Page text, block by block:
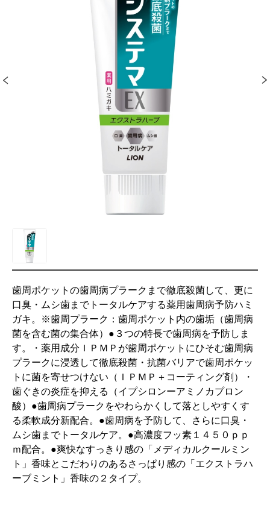
歯周ポケットの歯周病プラークまで徹底殺菌して、更に
口臭・ムシ歯までトータルケアする薬用歯周病予防ハミ
ガキ。※歯周プラーク：歯周ポケット内の歯垢（歯周病
菌を含む菌の集合体）●３つの特長で歯周病を予防しま
す。・薬用成分ＩＰＭＰが歯周ポケットにひそむ歯周病
プラークに浸透して徹底殺菌・抗菌バリアで歯周ポケッ
トに菌を寄せつけない（ＩＰＭＰ＋コーティング剤）・
歯ぐきの炎症を抑える（イプシロンーアミノカプロン
酸）●歯周病プラークをやわらかくして落としやすくす
る柔軟成分新配合。●歯周病を予防して、さらに口臭・
ムシ歯までトータルケア。●高濃度フッ素１４５０ｐｐ
ｍ配合。●爽快なすっきり感の「メディカルクールミン
ト」香味とこだわりのあるさっぱり感の「エクストラハ
ーブミント」香味の２タイプ。